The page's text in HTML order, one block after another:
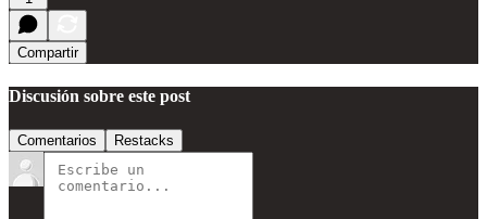
Compartir
Discusión sobre este post
Comentarios Restacks